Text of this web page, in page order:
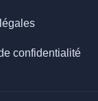
confidentialité